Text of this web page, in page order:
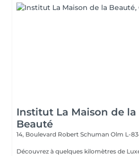
Institut La Maison de la
Beauté
14, Boulevard Robert Schuman Olm L-
Découvrez à quelques kilomètres de